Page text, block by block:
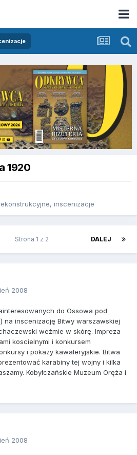
1920
inscenizacje
DALEJ
Strona 1 z 2
2008
do Ossowa pod
na inscenizację Bitwy warszawskiej
weźmie w skórę. Impreza
koscielnymi i konkursem
i pokazy kawaleryjskie. Bitwa
karabiny tej wojny i kilka
Kobyłczańskie Muzeum Oręża i
2008